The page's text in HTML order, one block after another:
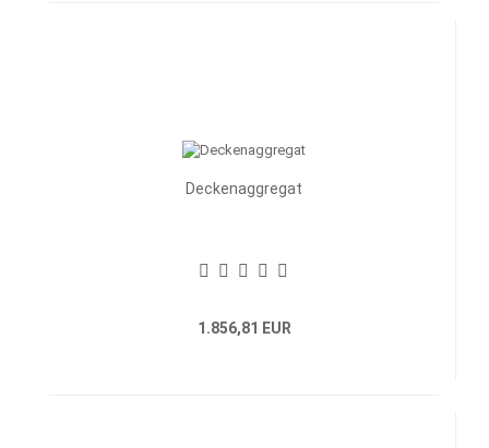
Deckenaggregat
1.856,81 EUR